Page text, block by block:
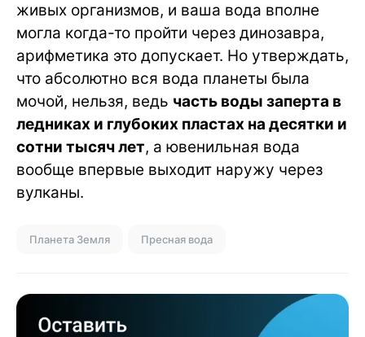
живых организмов, и ваша вода вполне
могла когда-то пройти через динозавра,
арифметика это допускает. Но утверждать,
что абсолютно вся вода планеты была
мочой, нельзя, ведь часть воды заперта в
ледниках и глубоких пластах на десятки и
сотни тысяч лет, а ювенильная вода
вообще впервые выходит наружу через
вулканы.
Планета Земля Пресная вода